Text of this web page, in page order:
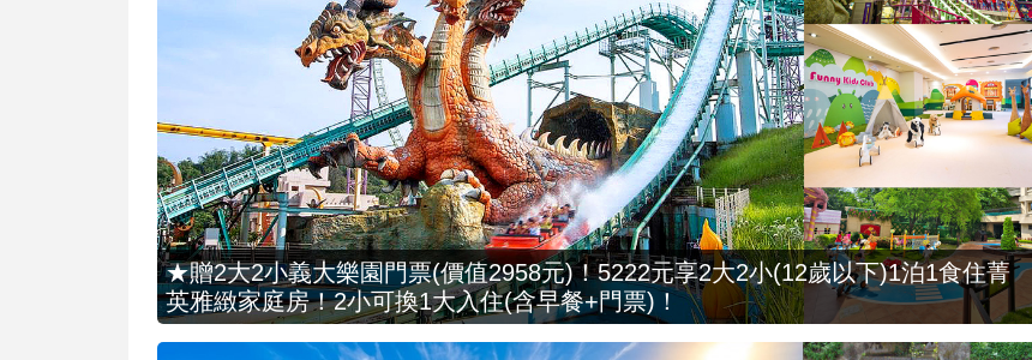
★贈2大2小義大樂園門票(價值2958元)！5222元享2大2小(12歲以下)1泊1食住菁
英雅緻家庭房！2小可換1大入住(含早餐+門票)！